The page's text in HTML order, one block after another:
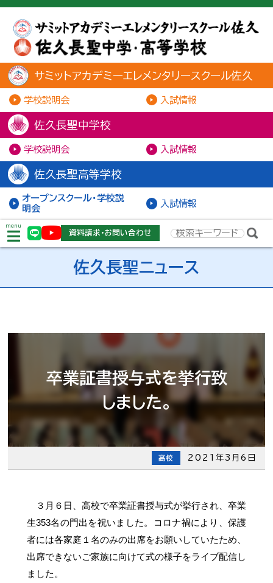
サミットアカデミーエレメンタリースクール佐久
学校説明会 入試情報
佐久長聖中学校
学校説明会 入試情報
佐久長聖高等学校
オープンスクール・学校説
明会
入試情報
menu
資料請求・お問い合わせ
佐久長聖ニュース
卒業証書授与式を挙行致
しました。
高校 2021年3月6日
３月６日、高校で卒業証書授与式が挙行され、卒業
生353名の門出を祝いました。コロナ禍により、保護
者には各家庭１名のみの出席をお願いしていたため、
出席できないご家族に向けて式の様子をライブ配信し
ました。